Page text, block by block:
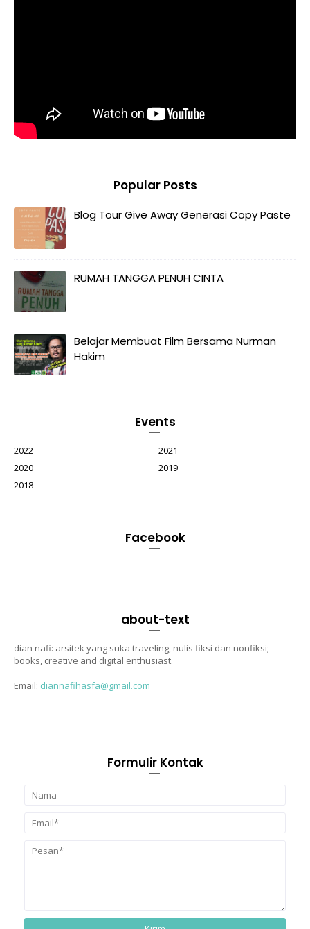
Popular Posts
Blog Tour Give Away Generasi Copy Paste
RUMAH TANGGA PENUH CINTA
Belajar Membuat Film Bersama Nurman
Hakim
Events
2022
2021
2020
2019
2018
Facebook
about-text
dian nafi: arsitek yang suka traveling, nulis fiksi dan nonfiksi;
books, creative and digital enthusiast.
Email: diannafihasfa@gmail.com
Formulir Kontak